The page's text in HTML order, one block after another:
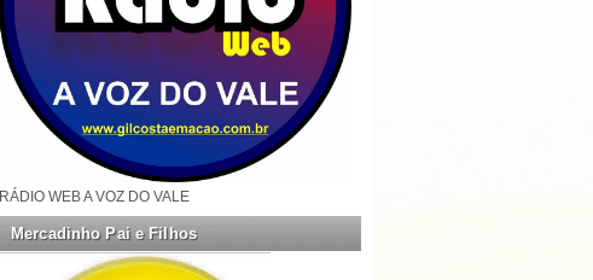
RÁDIO WEB A VOZ DO VALE
Mercadinho Pai e Filhos